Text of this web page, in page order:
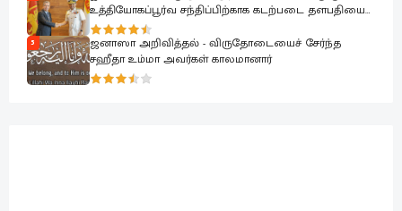
உத்தியோகப்பூர்வ சந்திப்பிற்காக கடற்படை தளபதியை
சந்தித்தார்
5
ஜனாஸா அறிவித்தல் - விருதோடையைச் சேர்ந்த
சஹீதா உம்மா அவர்கள் காலமானார்